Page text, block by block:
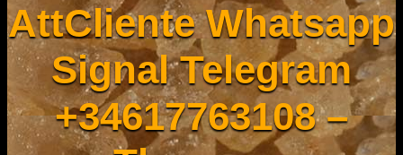
AttCliente Whatsapp
Signal Telegram
+34617763108 –